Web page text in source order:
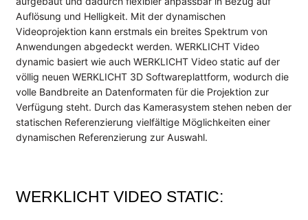
KONTAKT
Auflösung und Helligkeit. Mit der dynamischen
Videoprojektion kann erstmals ein breites Spektrum von
Anwendungen abgedeckt werden. WERKLICHT Video
dynamic basiert wie auch WERKLICHT Video static auf der
völlig neuen WERKLICHT 3D Softwareplattform, wodurch die
volle Bandbreite an Datenformaten für die Projektion zur
Verfügung steht. Durch das Kamerasystem stehen neben der
statischen Referenzierung vielfältige Möglichkeiten einer
dynamischen Referenzierung zur Auswahl.
WERKLICHT VIDEO STATIC: